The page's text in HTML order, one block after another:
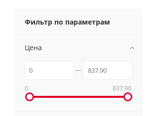
Фильтр по параметрам
Цена
0 837.90